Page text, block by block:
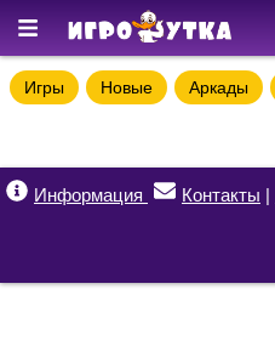
Игры Новые Аркады
Информация Контакты |